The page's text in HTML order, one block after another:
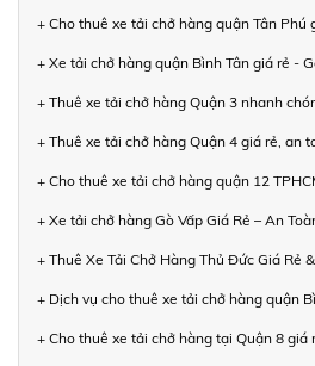
+ Cho thuê xe tải chở hàng quận Tân Phú
+ Xe tải chở hàng quận Bình Tân giá rẻ -
+ Thuê xe tải chở hàng Quận 3 nhanh
+ Thuê xe tải chở hàng Quận 4 giá rẻ, an
+ Cho thuê xe tải chở hàng quận 12
+ Xe tải chở hàng Gò Vấp Giá Rẻ – An
+ Thuê Xe Tải Chở Hàng Thủ Đức Giá Rẻ
+ Dịch vụ cho thuê xe tải chở hàng quận
+ Cho thuê xe tải chở hàng tại Quận 8 giá